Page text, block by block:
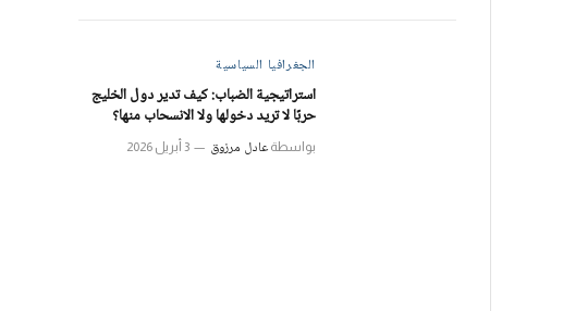
الجغرافيا السياسية
استراتيجية الضباب: كيف تدير دول الخليج
حربًا لا تريد دخولها ولا الانسحاب منها؟
بواسطة عادل مرزوق 3 أبريل 2026